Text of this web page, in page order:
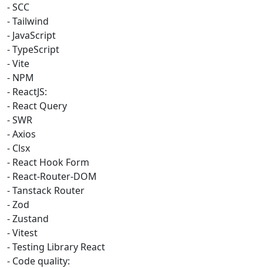
- SCC
- Tailwind
- JavaScript
- TypeScript
- Vite
- NPM
- ReactJS:
- React Query
- SWR
- Axios
- Clsx
- React Hook Form
- React-Router-DOM
- Tanstack Router
- Zod
- Zustand
- Vitest
- Testing Library React
- Code quality: